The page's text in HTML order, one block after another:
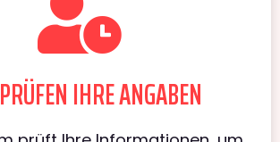
IHRE ANGABEN